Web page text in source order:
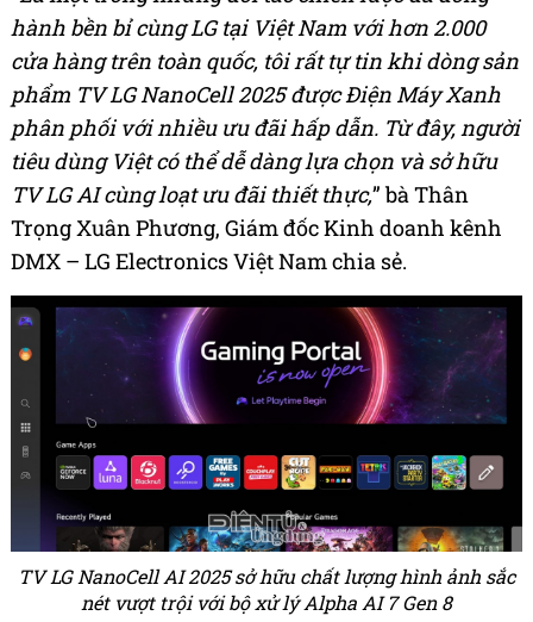
hành bền bỉ cùng LG tại Việt Nam với hơn 2.000
cửa hàng trên toàn quốc, tôi rất tự tin khi dòng sản
phẩm TV LG NanoCell 2025 được Điện Máy Xanh
phân phối với nhiều ưu đãi hấp dẫn. Từ đây, người
tiêu dùng Việt có thể dễ dàng lựa chọn và sở hữu
TV LG AI cùng loạt ưu đãi thiết thực,” bà Thân
Trọng Xuân Phương, Giám đốc Kinh doanh kênh
DMX – LG Electronics Việt Nam chia sẻ.
TV LG NanoCell AI 2025 sở hữu chất lượng hình ảnh sắc
nét vượt trội với bộ xử lý Alpha AI 7 Gen 8